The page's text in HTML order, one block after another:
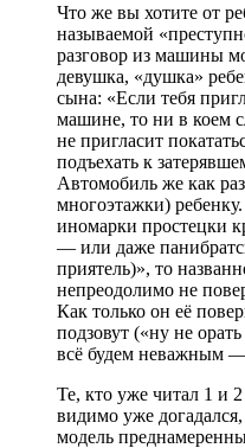
Что же вы хотите от
называемой
разговор из машины
девушка, «душка»
сына: «Если тебя
машине, то ни в коем
не пригласит
подъехать к
Автомобиль же как
многоэтажки)
иномарки простецки
— или даже
приятель)», то
непреодолимо не
Как только он её
подзовут («ну не
всё будем неважным
Те, кто уже читал 1 и
видимо уже
модель